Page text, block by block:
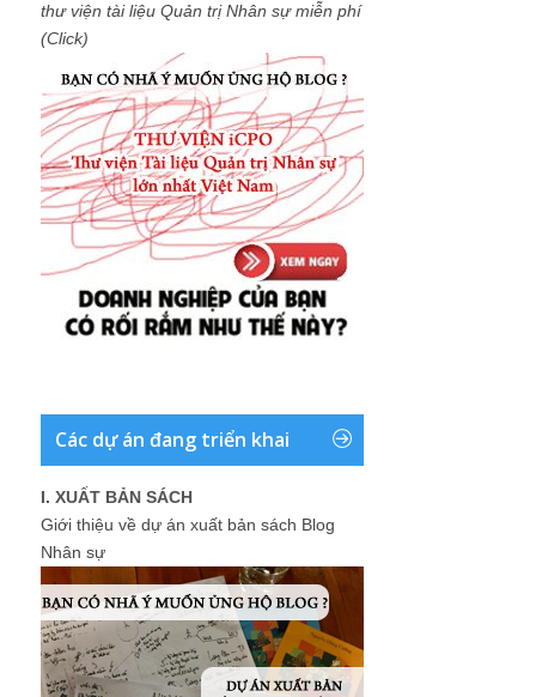
thư viện tài liệu Quản trị Nhân sự miễn phí
(Click)
Các dự án đang triển khai
I. XUẤT BẢN SÁCH
Giới thiệu về dự án xuất bản sách Blog
Nhân sự